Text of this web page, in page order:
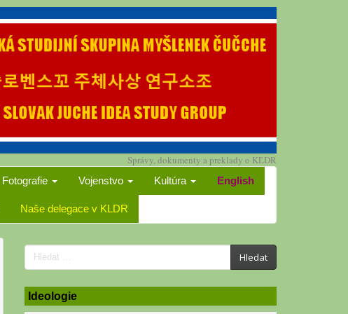
Správy, dokumenty a preklady o KĽDR
Fotografie Vojenstvo Kultúra English
Naše delegace v KLDR
Search
for:
Hledat
Ideologie